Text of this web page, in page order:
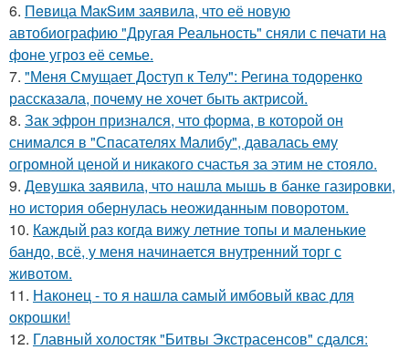
6. Пeвица MакSим заявила, что её новую
автобиографию "Другая Реальность" сняли с печати на
фоне угроз её семье.
7. "Меня Смущает Доступ к Телу": Регина тодоренко
рассказала, почему не хочет быть актрисой.
8. Зак эфрон признался, что форма, в которой он
снимался в "Спасателях Малибу", давалась ему
огромной ценой и никакого счастья за этим не стояло.
9. Девушка заявила, что нашла мышь в банке газировки,
но история обернулась неожиданным поворотом.
10. Каждый раз когда вижу летние топы и маленькие
бандо, всё, у меня начинается внутренний торг с
животом.
11. Наконец - то я нашла cамый имбовый кваc для
oкрошки!
12. Главный холостяк "Битвы Экстрасенсов" сдался: